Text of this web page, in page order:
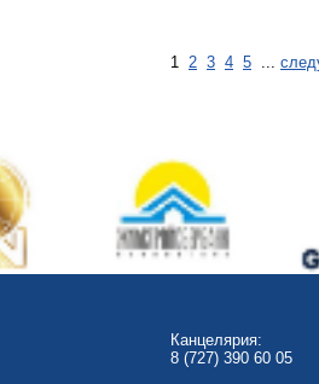
1 2 3 4 5 ...
Канцелярия:
8 (727) 390 60 05